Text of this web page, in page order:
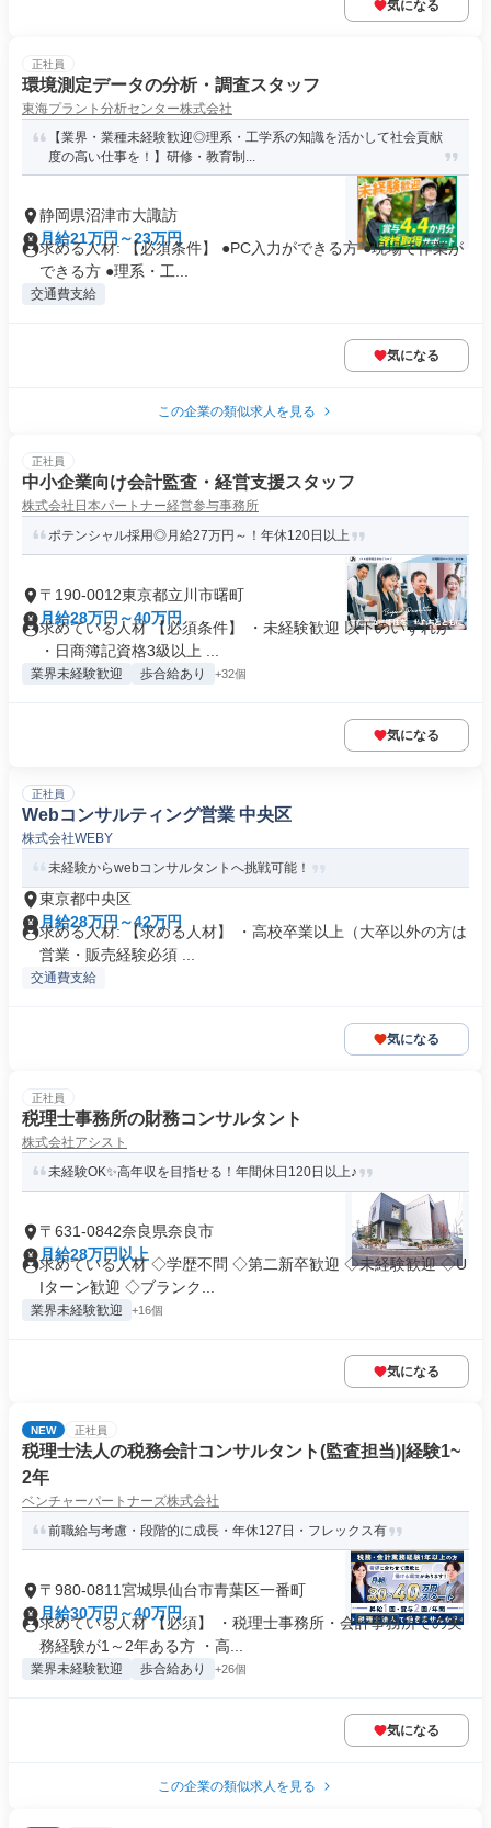
気になる
正社員
環境測定データの分析・調査スタッフ
東海プラント分析センター株式会社
【業界・業種未経験歓迎◎理系・工学系の知識を活かして社会貢献
度の高い仕事を！】研修・教育制...
静岡県沼津市大諏訪
月給21万円～23万円
求める人材: 【必須条件】 ●PC入力ができる方 ●現場で作業が
できる方 ●理系・工...
交通費支給
気になる
この企業の類似求人を見る
正社員
中小企業向け会計監査・経営支援スタッフ
株式会社日本パートナー経営参与事務所
ポテンシャル採用◎月給27万円～！年休120日以上
〒190-0012東京都立川市曙町
月給28万円～40万円
求めている人材 【必須条件】 ・未経験歓迎 以下のいずれか
・日商簿記資格3級以上 ...
業界未経験歓迎 歩合給あり +32個
気になる
正社員
Webコンサルティング営業 中央区
株式会社WEBY
未経験からwebコンサルタントへ挑戦可能！
東京都中央区
月給28万円～42万円
求める人材: 【求める人材】 ・高校卒業以上（大卒以外の方は
営業・販売経験必須 ...
交通費支給
気になる
正社員
税理士事務所の財務コンサルタント
株式会社アシスト
未経験OK✨高年収を目指せる！年間休日120日以上♪
〒631-0842奈良県奈良市
月給28万円以上
求めている人材 ◇学歴不問 ◇第二新卒歓迎 ◇未経験歓迎 ◇U
Iターン歓迎 ◇ブランク...
業界未経験歓迎 +16個
気になる
NEW 正社員
税理士法人の税務会計コンサルタント(監査担当)|経験1~
2年
ベンチャーパートナーズ株式会社
前職給与考慮・段階的に成長・年休127日・フレックス有
〒980-0811宮城県仙台市青葉区一番町
月給30万円～40万円
求めている人材 【必須】 ・税理士事務所・会計事務所での実
務経験が1～2年ある方 ・高...
業界未経験歓迎 歩合給あり +26個
気になる
この企業の類似求人を見る